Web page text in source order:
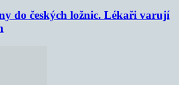
do českých ložnic. Lékaři varují